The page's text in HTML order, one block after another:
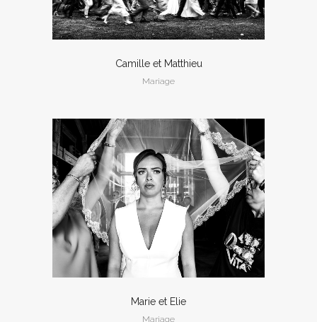
Camille et Matthieu
Mariage
Marie et Elie
Mariage